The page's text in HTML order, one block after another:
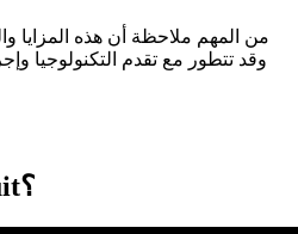
من المهم ملاحظة أن هذه المزايا
كيف تعمل Meta Suit؟